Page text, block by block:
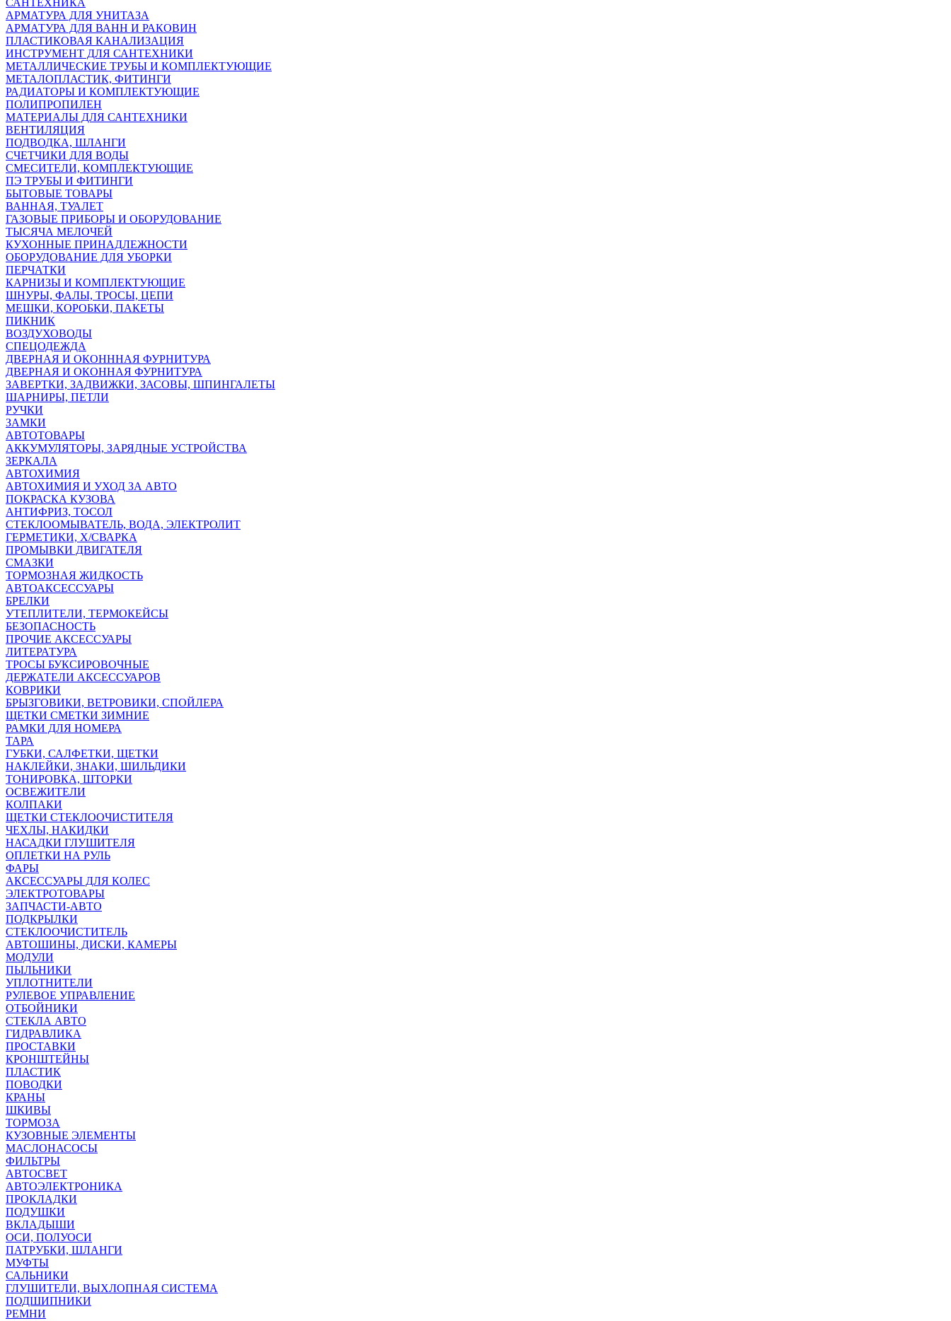
САНТЕХНИКА
АРМАТУРА ДЛЯ УНИТАЗА
АРМАТУРА ДЛЯ ВАНН И РАКОВИН
ПЛАСТИКОВАЯ КАНАЛИЗАЦИЯ
ИНСТРУМЕНТ ДЛЯ САНТЕХНИКИ
МЕТАЛЛИЧЕСКИЕ ТРУБЫ И КОМПЛЕКТУЮЩИЕ
МЕТАЛОПЛАСТИК, ФИТИНГИ
РАДИАТОРЫ И КОМПЛЕКТУЮЩИЕ
ПОЛИПРОПИЛЕН
МАТЕРИАЛЫ ДЛЯ САНТЕХНИКИ
ВЕНТИЛЯЦИЯ
ПОДВОДКА, ШЛАНГИ
СЧЕТЧИКИ ДЛЯ ВОДЫ
СМЕСИТЕЛИ, КОМПЛЕКТУЮЩИЕ
ПЭ ТРУБЫ И ФИТИНГИ
БЫТОВЫЕ ТОВАРЫ
ВАННАЯ, ТУАЛЕТ
ГАЗОВЫЕ ПРИБОРЫ И ОБОРУДОВАНИЕ
ТЫСЯЧА МЕЛОЧЕЙ
КУХОННЫЕ ПРИНАДЛЕЖНОСТИ
ОБОРУДОВАНИЕ ДЛЯ УБОРКИ
ПЕРЧАТКИ
КАРНИЗЫ И КОМПЛЕКТУЮЩИЕ
ШНУРЫ, ФАЛЫ, ТРОСЫ, ЦЕПИ
МЕШКИ, КОРОБКИ, ПАКЕТЫ
ПИКНИК
ВОЗДУХОВОДЫ
СПЕЦОДЕЖДА
ДВЕРНАЯ И ОКОНННАЯ ФУРНИТУРА
ДВЕРНАЯ И ОКОННАЯ ФУРНИТУРА
ЗАВЕРТКИ, ЗАДВИЖКИ, ЗАСОВЫ, ШПИНГАЛЕТЫ
ШАРНИРЫ, ПЕТЛИ
РУЧКИ
ЗАМКИ
АВТОТОВАРЫ
АККУМУЛЯТОРЫ, ЗАРЯДНЫЕ УСТРОЙСТВА
ЗЕРКАЛА
АВТОХИМИЯ
АВТОХИМИЯ И УХОД ЗА АВТО
ПОКРАСКА КУЗОВА
АНТИФРИЗ, ТОСОЛ
СТЕКЛООМЫВАТЕЛЬ, ВОДА, ЭЛЕКТРОЛИТ
ГЕРМЕТИКИ, Х/СВАРКА
ПРОМЫВКИ ДВИГАТЕЛЯ
СМАЗКИ
ТОРМОЗНАЯ ЖИДКОСТЬ
АВТОАКСЕССУАРЫ
БРЕЛКИ
УТЕПЛИТЕЛИ, ТЕРМОКЕЙСЫ
БЕЗОПАСНОСТЬ
ПРОЧИЕ АКСЕССУАРЫ
ЛИТЕРАТУРА
ТРОСЫ БУКСИРОВОЧНЫЕ
ДЕРЖАТЕЛИ АКСЕССУАРОВ
КОВРИКИ
БРЫЗГОВИКИ, ВЕТРОВИКИ, СПОЙЛЕРА
ЩЕТКИ СМЕТКИ ЗИМНИЕ
РАМКИ ДЛЯ НОМЕРА
ТАРА
ГУБКИ, САЛФЕТКИ, ЩЕТКИ
НАКЛЕЙКИ, ЗНАКИ, ШИЛЬДИКИ
ТОНИРОВКА, ШТОРКИ
ОСВЕЖИТЕЛИ
КОЛПАКИ
ЩЕТКИ СТЕКЛООЧИСТИТЕЛЯ
ЧЕХЛЫ, НАКИДКИ
НАСАДКИ ГЛУШИТЕЛЯ
ОПЛЕТКИ НА РУЛЬ
ФАРЫ
АКСЕССУАРЫ ДЛЯ КОЛЕС
ЭЛЕКТРОТОВАРЫ
ЗАПЧАСТИ-АВТО
ПОДКРЫЛКИ
СТЕКЛООЧИСТИТЕЛЬ
АВТОШИНЫ, ДИСКИ, КАМЕРЫ
МОДУЛИ
ПЫЛЬНИКИ
УПЛОТНИТЕЛИ
РУЛЕВОЕ УПРАВЛЕНИЕ
ОТБОЙНИКИ
СТЕКЛА АВТО
ГИДРАВЛИКА
ПРОСТАВКИ
КРОНШТЕЙНЫ
ПЛАСТИК
ПОВОДКИ
КРАНЫ
ШКИВЫ
ТОРМОЗА
КУЗОВНЫЕ ЭЛЕМЕНТЫ
МАСЛОНАСОСЫ
ФИЛЬТРЫ
АВТОСВЕТ
АВТОЭЛЕКТРОНИКА
ПРОКЛАДКИ
ПОДУШКИ
ВКЛАДЫШИ
ОСИ, ПОЛУОСИ
ПАТРУБКИ, ШЛАНГИ
МУФТЫ
САЛЬНИКИ
ГЛУШИТЕЛИ, ВЫХЛОПНАЯ СИСТЕМА
ПОДШИПНИКИ
РЕМНИ